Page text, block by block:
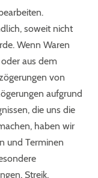
soweit nicht
Wenn Waren
aus dem
von
aufgrund
die uns die
haben wir
und Terminen
Streik,